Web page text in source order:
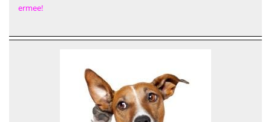
ermee!